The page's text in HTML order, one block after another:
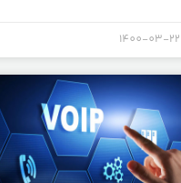
1400-03-22